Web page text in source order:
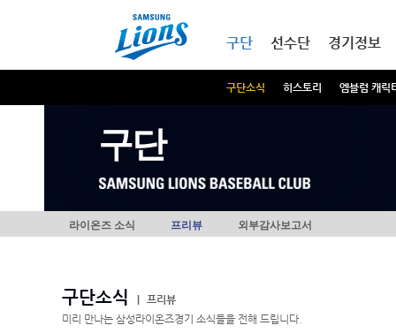
구단
구단소식 히스토리 엠블럼 캐릭
선수단 경기정보
구단
라이온즈 소식 프리뷰 외부감사보고서
구단소식
프리뷰
미리 만나는 삼성라이온즈경기 소식들을 전해 드립니다.